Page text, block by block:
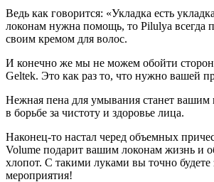
Ведь как говорится: «Укладка есть
локонам нужна помощь, то Pilulya всегда
своим кремом для волос.
И конечно же мы не можем обойти
Geltek. Это как раз то, что нужно вашей
Нежная пена для умывания станет
в борьбе за чистоту и здоровье лица.
Наконец-то настал черед объемных
Volume подарит вашим локонам жизнь и
хлопот. С такими луками вы точно будете
мероприятия!